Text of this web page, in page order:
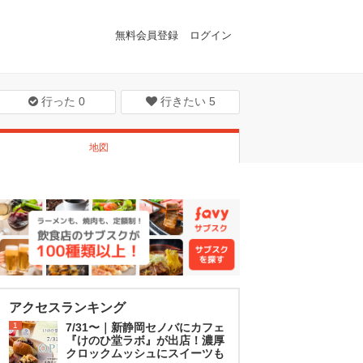
無料会員登録 ログイン
行った 0 行きたい 5
地図
アクセスランキング
1
7/31〜｜新静岡セノバにカフェ
『けのひ堂ラボ』が出店！濃厚
クロックムッシュにスイーツも